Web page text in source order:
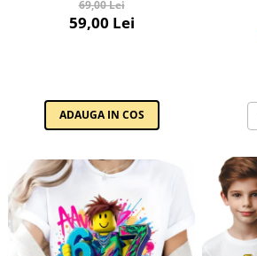
Cadouri pentru Doctori
Cadouri pentru Sfânta Maria
69,00 Lei
59,00 Lei
ADAUGA IN COS